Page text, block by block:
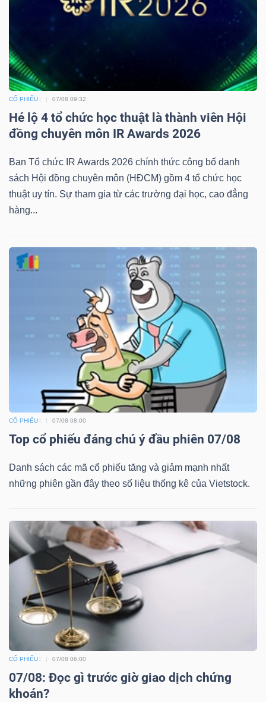
CỔ PHIẾU 07/08 09:32
Hé lộ 4 tổ chức học thuật là thành viên Hội
đồng chuyên môn IR Awards 2026
Ban Tổ chức IR Awards 2026 chính thức công bố danh
sách Hội đồng chuyên môn (HĐCM) gồm 4 tổ chức học
thuật uy tín. Sự tham gia từ các trường đại học, cao đẳng
hàng...
CỔ PHIẾU 07/08 08:00
Top cổ phiếu đáng chú ý đầu phiên 07/08
Danh sách các mã cổ phiếu tăng và giảm mạnh nhất
những phiên gần đây theo số liệu thống kê của Vietstock.
CỔ PHIẾU 07/08 06:00
07/08: Đọc gì trước giờ giao dịch chứng
khoán?